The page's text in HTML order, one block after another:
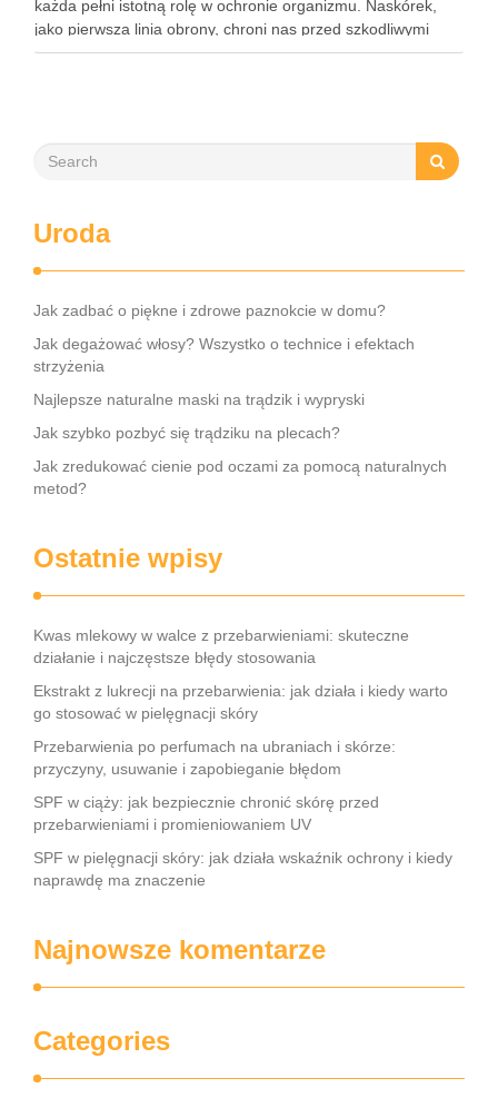
każda pełni istotną rolę w ochronie organizmu. Naskórek,
jako pierwsza linia obrony, chroni nas przed szkodliwymi
czynnikami zewnętrznymi, a nawilżająca skóra właściwa,
Uroda
Jak zadbać o piękne i zdrowe paznokcie w domu?
Jak degażować włosy? Wszystko o technice i efektach
strzyżenia
Najlepsze naturalne maski na trądzik i wypryski
Jak szybko pozbyć się trądziku na plecach?
Jak zredukować cienie pod oczami za pomocą naturalnych
metod?
Ostatnie wpisy
Kwas mlekowy w walce z przebarwieniami: skuteczne
działanie i najczęstsze błędy stosowania
Ekstrakt z lukrecji na przebarwienia: jak działa i kiedy warto
go stosować w pielęgnacji skóry
Przebarwienia po perfumach na ubraniach i skórze:
przyczyny, usuwanie i zapobieganie błędom
SPF w ciąży: jak bezpiecznie chronić skórę przed
przebarwieniami i promieniowaniem UV
SPF w pielęgnacji skóry: jak działa wskaźnik ochrony i kiedy
naprawdę ma znaczenie
Najnowsze komentarze
Categories